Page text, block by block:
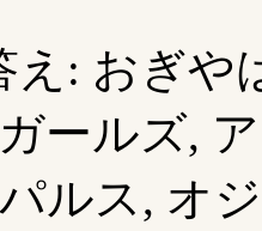
え: おぎや
ールズ,
ルス, オ